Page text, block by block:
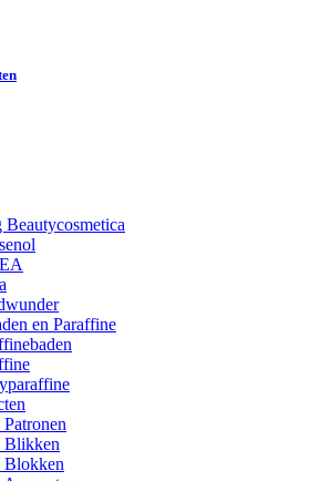
Beautycosmetica
en Paraffine
Blikken
Blokken